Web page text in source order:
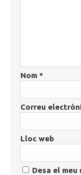
Nom *
Correu
Lloc web
Desa el